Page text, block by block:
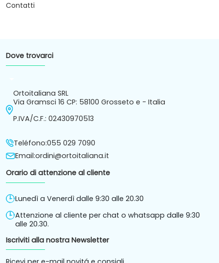
Contatti
Dove trovarci
Ortoitaliana SRL
Via Gramsci 16 CP: 58100 Grosseto e - Italia
P.IVA/C.F.: 02430970513
Teléfono:055 029 7090
Email:ordini@ortoitaliana.it
Orario di attenzione al cliente
Lunedì a Venerdì dalle 9:30 alle 20.30
Attenzione al cliente per chat o whatsapp dalle 9:30
alle 20.30.
Iscriviti alla nostra Newsletter